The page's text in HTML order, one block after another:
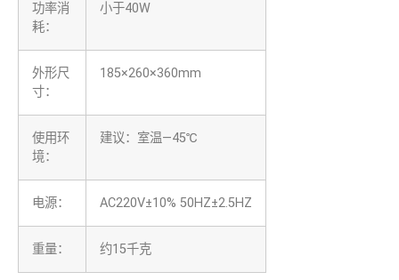
功率消
耗：
小于40W
外形尺
寸：
185×260×360mm
使用环
境：
建议：室温—45℃
电源： AC220V±10% 50HZ±2.5HZ
重量： 约15千克